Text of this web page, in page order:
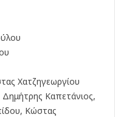
Χατζηγεωργίου
Δημήτρης Καπετάνιος,
Κώστας